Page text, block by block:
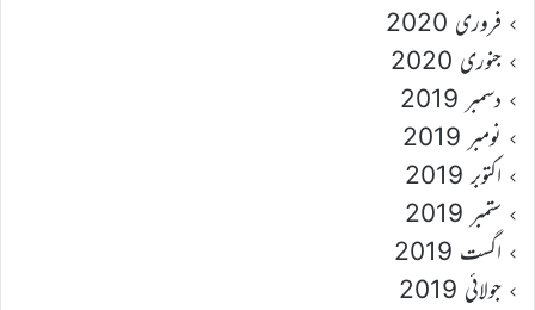
فروری 2020
جنوری 2020
دسمبر 2019
نومبر 2019
اکتوبر 2019
ستمبر 2019
اگست 2019
جولائی 2019